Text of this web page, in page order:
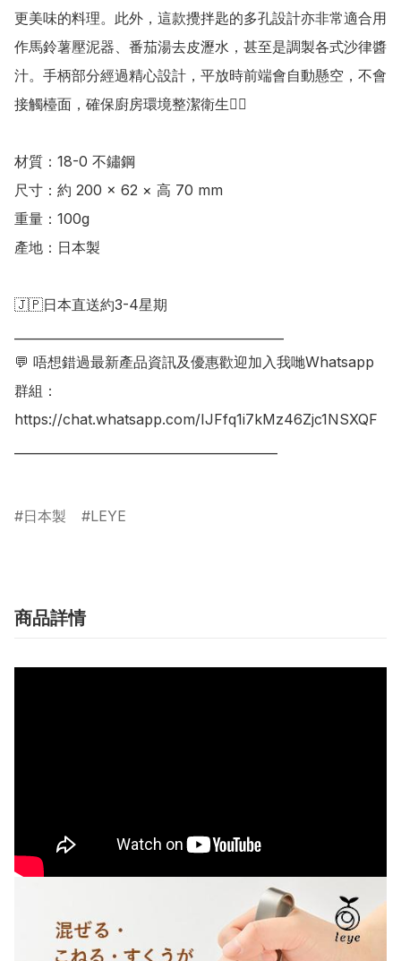
更美味的料理。此外，這款攪拌匙的多孔設計亦非常適合用
作馬鈴薯壓泥器、番茄湯去皮瀝水，甚至是調製各式沙律醬
汁。手柄部分經過精心設計，平放時前端會自動懸空，不會
接觸檯面，確保廚房環境整潔衛生👍🏻
材質：18-0 不鏽鋼
尺寸：約 200 × 62 × 高 70 mm
重量：100g
產地：日本製
🇯🇵日本直送約3-4星期
💬 唔想錯過最新產品資訊及優惠歡迎加入我哋Whatsapp
群組：
https://chat.whatsapp.com/IJFfq1i7kMz46Zjc1NSXQF
日本製 LEYE
商品詳情